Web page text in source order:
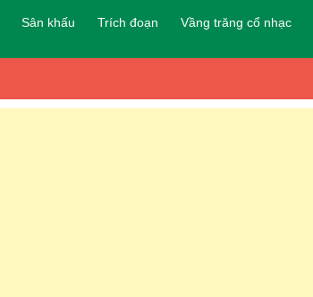
Sân khấu Trích đoạn Vầng trăng cổ nhạc